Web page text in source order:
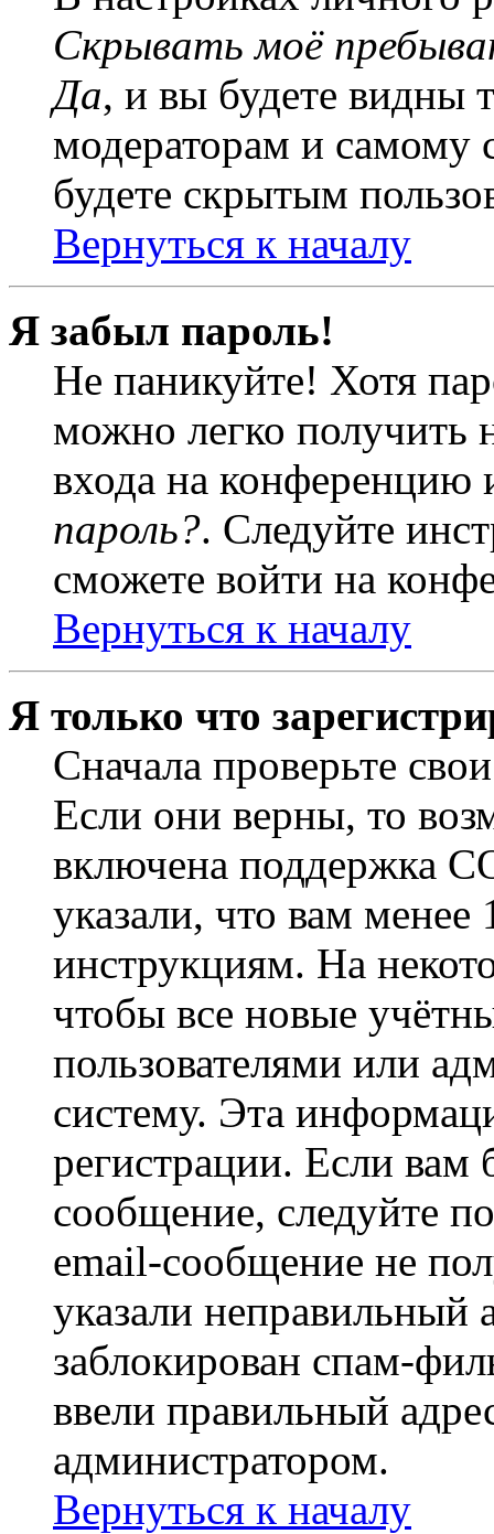
Скрывать моё
Да, и вы будете видны
модераторам и самому
будете скрытым
Вернуться к началу
Я забыл пароль!
Не паникуйте! Хотя
можно легко получить
входа на
пароль?. Следуйте
сможете войти на
Вернуться к началу
Я только что
Сначала проверьте
Если они верны, то
включена поддержка
указали, что вам
инструкциям. На
чтобы все новые
пользователями или
систему. Эта
регистрации. Если
сообщение, следуйте
email-сообщение не
указали неправильный
заблокирован спам-
ввели правильный
администратором.
Вернуться к началу